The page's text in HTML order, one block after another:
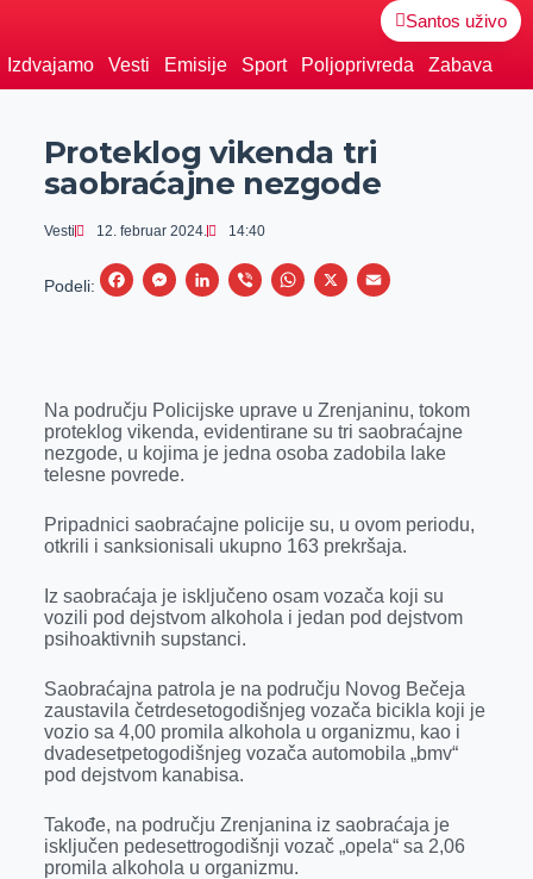
Santos uživo
Izdvajamo Vesti Emisije Sport Poljoprivreda Zabava
Proteklog vikenda tri
saobraćajne nezgode
Vesti 12. februar 2024. 14:40
Podeli:
F
b
o
o
M
e
n
g
r
L
e
d
V
r
W
s
A
X
E
l
Na području Policijske uprave u Zrenjaninu, tokom
proteklog vikenda, evidentirane su tri saobraćajne
nezgode, u kojima je jedna osoba zadobila lake
telesne povrede.
Pripadnici saobraćajne policije su, u ovom periodu,
otkrili i sanksionisali ukupno 163 prekršaja.
Iz saobraćaja je isključeno osam vozača koji su
vozili pod dejstvom alkohola i jedan pod dejstvom
psihoaktivnih supstanci.
Saobraćajna patrola je na području Novog Bečeja
zaustavila četrdesetogodišnjeg vozača bicikla koji je
vozio sa 4,00 promila alkohola u organizmu, kao i
dvadesetpetogodišnjeg vozača automobila „bmv“
pod dejstvom kanabisa.
Takođe, na području Zrenjanina iz saobraćaja je
isključen pedesettrogodišnji vozač „opela“ sa 2,06
promila alkohola u organizmu.